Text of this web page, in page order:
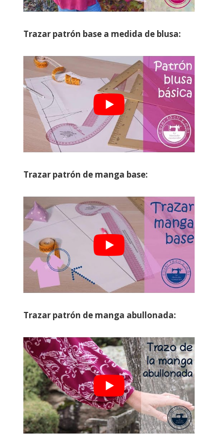
Trazar patrón base a medida de blusa:
Trazar patrón de manga base:
Trazar patrón de manga abullonada: